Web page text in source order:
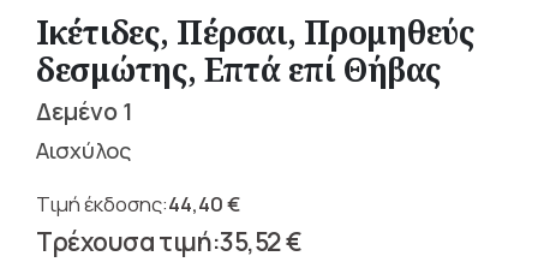
Ικέτιδες, Πέρσαι, Προμηθεύς
δεσμώτης, Επτά επί Θήβας
Δεμένο 1
Αισχύλος
44,40€
Original
price 35,52€